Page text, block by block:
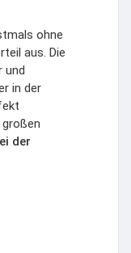
ohne
aus. Die
und
in der
der